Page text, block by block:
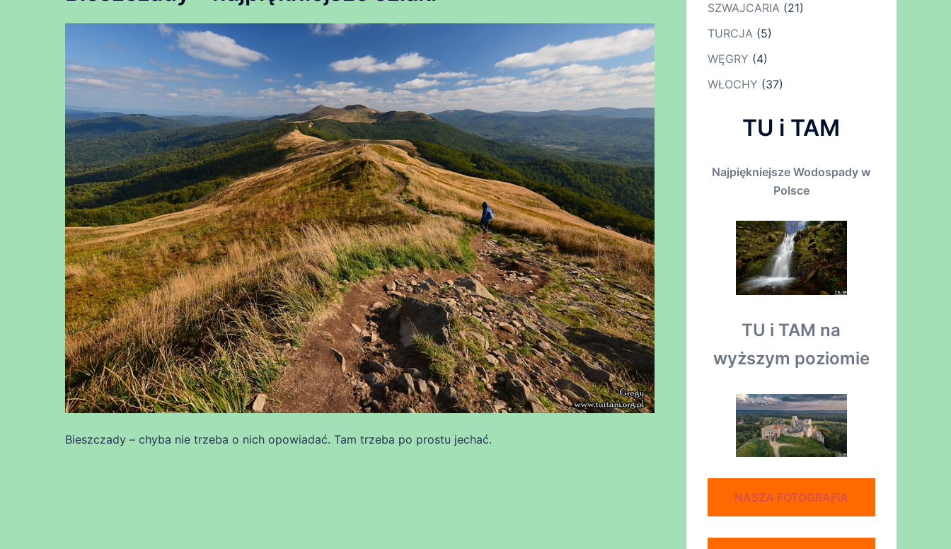
Bieszczady – chyba nie trzeba o nich opowiadać. Tam trzeba po prostu jechać.
SZWAJCARIA(21)
TURCJA(5)
WĘGRY (4)
WŁOCHY (37)
TU i TAM
Najpiękniejsze Wodospady w
Polsce
TU i TAM na
wyższym poziomie
NASZA FOTOGRAFIA